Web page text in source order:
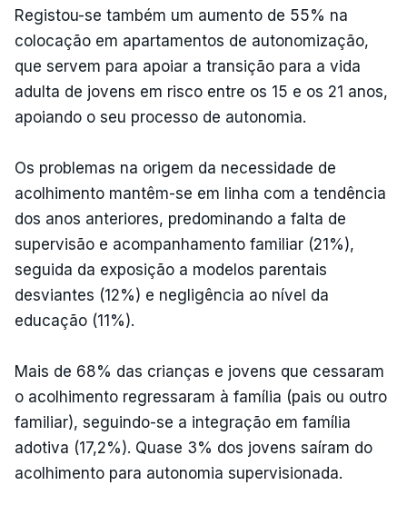
Registou-se também um aumento de 55% na
colocação em apartamentos de autonomização,
que servem para apoiar a transição para a vida
adulta de jovens em risco entre os 15 e os 21 anos,
apoiando o seu processo de autonomia.
Os problemas na origem da necessidade de
acolhimento mantêm-se em linha com a tendência
dos anos anteriores, predominando a falta de
supervisão e acompanhamento familiar (21%),
seguida da exposição a modelos parentais
desviantes (12%) e negligência ao nível da
educação (11%).
Mais de 68% das crianças e jovens que cessaram
o acolhimento regressaram à família (pais ou outro
familiar), seguindo-se a integração em família
adotiva (17,2%). Quase 3% dos jovens saíram do
acolhimento para autonomia supervisionada.